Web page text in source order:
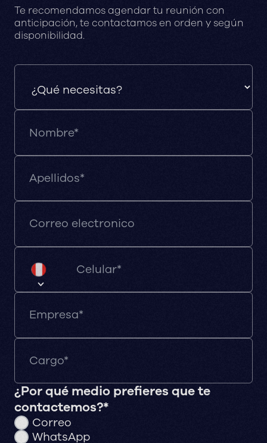
Te recomendamos agendar tu reunión con
anticipación, te contactamos en orden y según
disponibilidad.
¿Por qué medio prefieres que te
contactemos?*
Correo
WhatsApp